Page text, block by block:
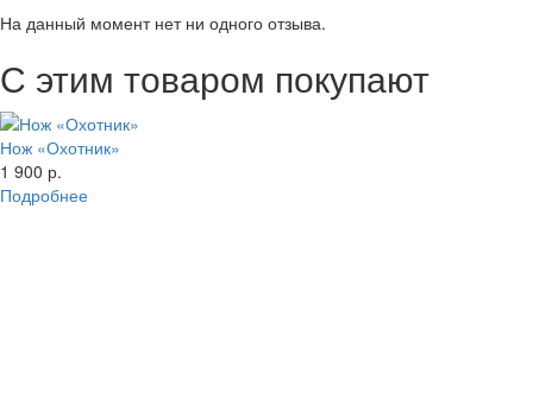
На данный момент нет ни одного отзыва.
С этим товаром покупают
Нож «Охотник»
1 900 р.
Подробнее